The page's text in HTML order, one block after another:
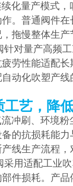
化量产模式
。普通阀件
拖慢整体生
对量产高频
劳性能适配
动化吹塑产
工艺，降
冲刷、环境
的抗损耗能
线生产流程
用适配工业
件损耗。产